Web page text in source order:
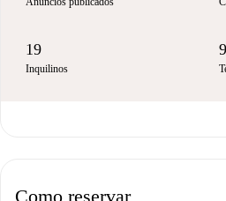
19
Inquilinos
Como reservar